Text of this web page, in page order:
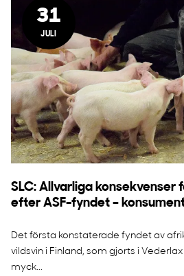
31
JULI
SLC: Allvarliga konsekvenser
efter ASF-fyndet –
Det första konstaterade fyndet av
vildsvin i Finland, som gjorts i
myck...